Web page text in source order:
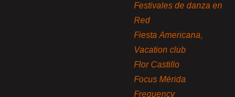
Festivales de danza en
Red
Fiesta Americana,
Vacation club
Flor Castillo
Focus Mérida
Frequency